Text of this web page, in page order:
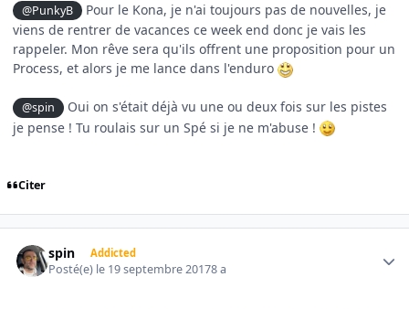
@PunkyB
Pour le Kona, je n'ai toujours pas de nouvelles, je
viens de rentrer de vacances ce week end donc je vais les
rappeler. Mon rêve sera qu'ils offrent une proposition pour un
Process, et alors je me lance dans l'enduro
@spin
Oui on s'était déjà vu une ou deux fois sur les pistes
je pense ! Tu roulais sur un Spé si je ne m'abuse !
Citer
spin Addicted
Posté(e) le 19 septembre 20178 a